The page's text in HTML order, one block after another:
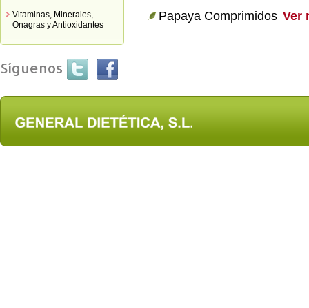
Vitaminas, Minerales,
Onagras y Antioxidantes
Síguenos
Papaya Comprimidos Ver